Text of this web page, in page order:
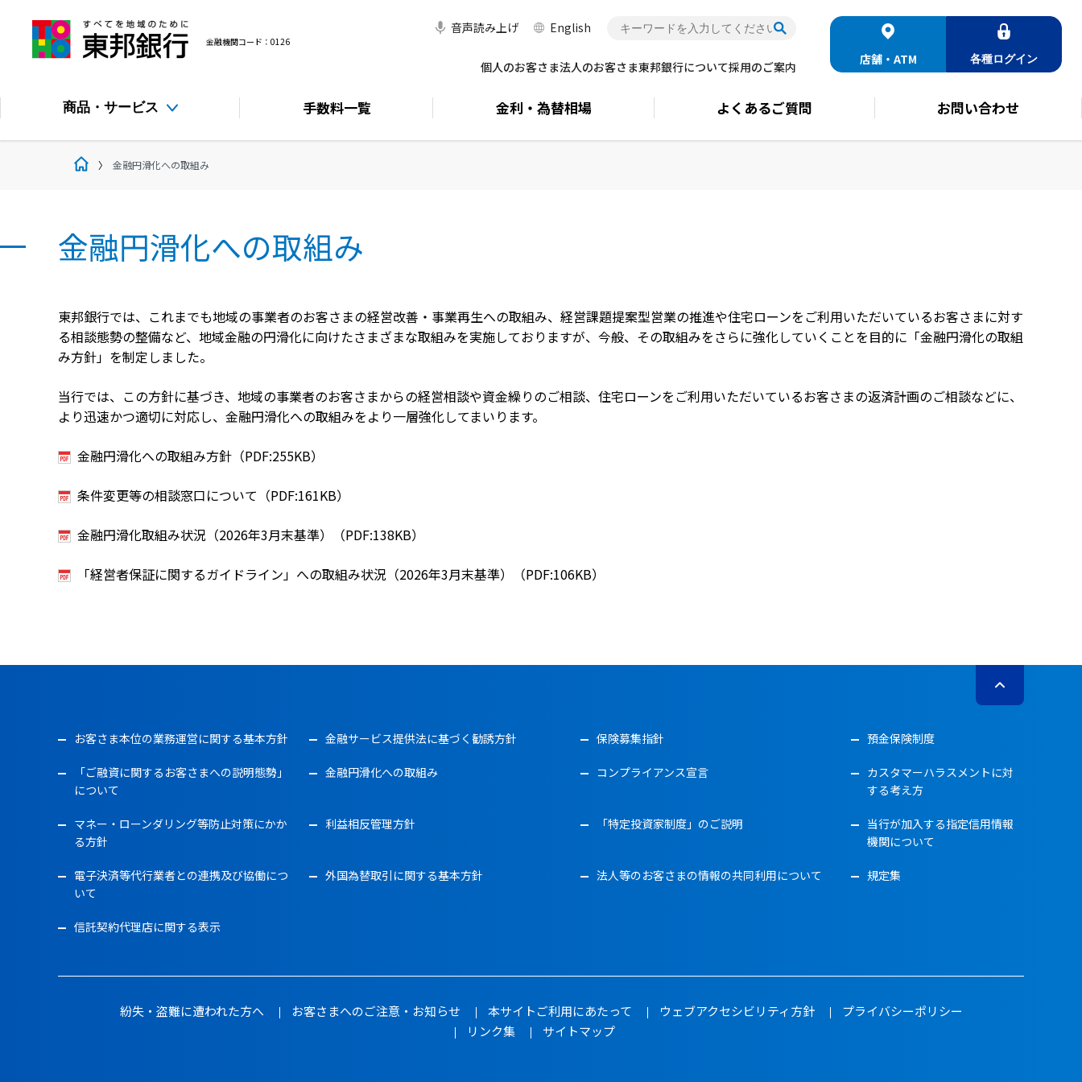
金融機関コード：0126
店舗・ATM 各種ログイン
商品・サービス 手数料一覧 金利・ 為替相場 よくあるご質問 お問い合わせ
English
音声読み上げ
個人のお客さま法人のお客さま東邦銀行について採用のご案内
金融円滑化への取組み
金融円滑化への取組み
東邦銀行では、これまでも地域の事業者のお客さまの経営改善・事業再生への取組み、経営課題提案型営業の推進や住宅ローンをご利用いただいているお客さまに対す
る相談態勢の整備など、地域金融の円滑化に向けたさまざまな取組みを実施しておりますが、今般、その取組みをさらに強化していくことを目的に「金融円滑化の取組
み方針」を制定しました。
当行では、この方針に基づき、地域の事業者のお客さまからの経営相談や資金繰りのご相談、住宅ローンをご利用いただいているお客さまの返済計画のご相談などに、
より迅速かつ適切に対応し、金融円滑化への取組みをより一層強化してまいります。
金融円滑化への取組み方針（PDF:255KB）
条件変更等の相談窓口について（PDF:161KB）
金融円滑化取組み状況（2026年3月末基準）（PDF:138KB）
「経営者保証に関するガイドライン」への取組み状況（2026年3月末基準）（PDF:106KB）
お客さま本位の業務運営に関する基本方針 金融サービス提供法に基づく勧誘方針 保険募集指針 預金保険制度
「ご融資に関するお客さまへの説明態勢」
について
金融円滑化への取組み コンプライアンス宣言
カスタマーハラスメントに対
する考え方
マネー・ローンダリング等防止対策にかか
る方針
利益相反管理方針 「特定投資家制度」のご説明
当行が加入する指定信用情報
機関について
電子決済等代行業者との連携及び協働につ
いて
外国為替取引に関する基本方針 法人等のお客さまの情報の共同利用について 規定集
信託契約代理店に関する表示
紛失・盗難に遭われた方へ お客さまへのご注意・お知らせ 本サイトご利用にあたって ウェブアクセシビリティ方針
プライバシーポリシー
リンク集
サイトマップ